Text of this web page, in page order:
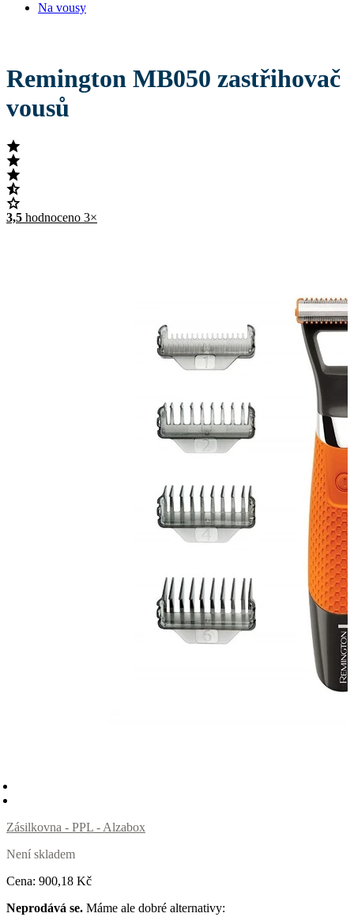
Na vousy
Remington MB050 zastřihovač
vousů
3,5 hodnoceno 3×
Zásilkovna - PPL - Alzabox
Není skladem
Cena: 900,18 Kč
Neprodává se. Máme ale dobré alternativy: